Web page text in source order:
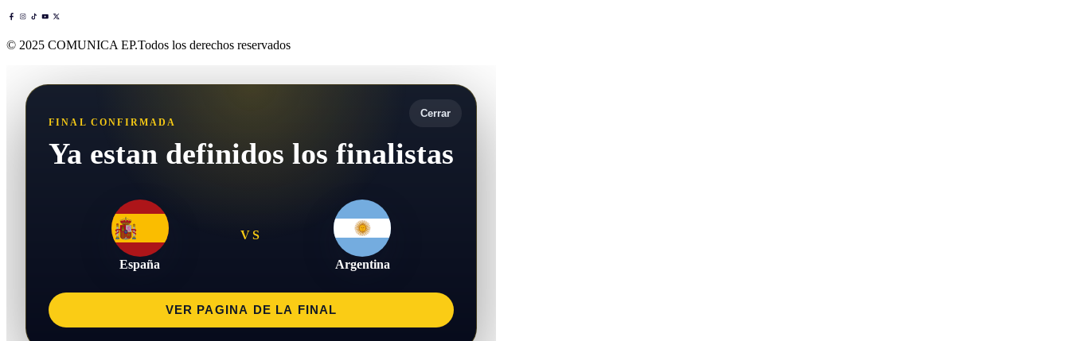
© 2025 COMUNICA EP.Todos los derechos reservados
Cerrar
FINAL CONFIRMADA
Ya estan definidos los finalistas
España
VS
Argentina
VER PAGINA DE LA FINAL